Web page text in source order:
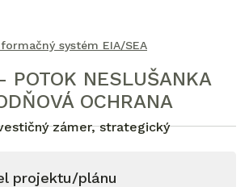
systém EIA/SEA
POTOK NESLUŠANKA
OCHRANA
zámer, strategický
projektu/plánu